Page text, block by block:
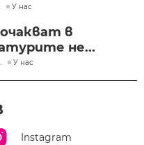
У нас
в
не...
У нас
Instagram